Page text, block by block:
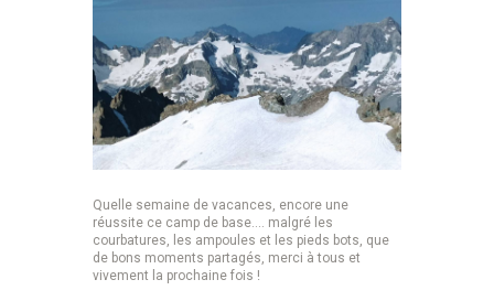
Quelle semaine de vacances, encore une
réussite ce camp de base…. malgré les
courbatures, les ampoules et les pieds bots, que
de bons moments partagés, merci à tous et
vivement la prochaine fois !